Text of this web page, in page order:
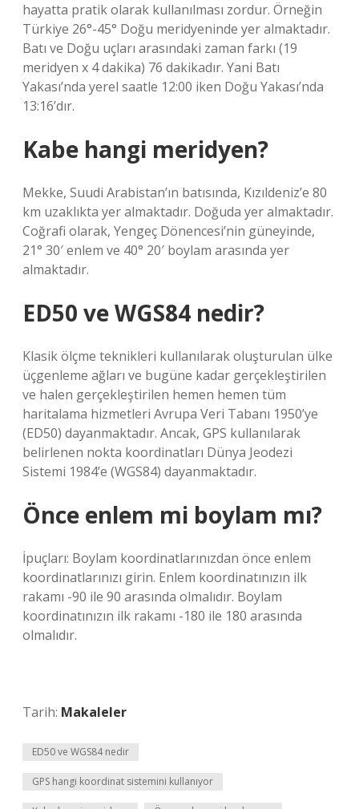
hayatta pratik olarak kullanılması zordur. Örneğin
Türkiye 26°-45° Doğu meridyeninde yer almaktadır.
Batı ve Doğu uçları arasındaki zaman farkı (19
meridyen x 4 dakika) 76 dakikadır. Yani Batı
Yakası’nda yerel saatle 12:00 iken Doğu Yakası’nda
13:16’dır.
Kabe hangi meridyen?
Mekke, Suudi Arabistan’ın batısında, Kızıldeniz’e 80
km uzaklıkta yer almaktadır. Doğuda yer almaktadır.
Coğrafi olarak, Yengeç Dönencesi’nin güneyinde,
21° 30′ enlem ve 40° 20′ boylam arasında yer
almaktadır.
ED50 ve WGS84 nedir?
Klasik ölçme teknikleri kullanılarak oluşturulan ülke
üçgenleme ağları ve bugüne kadar gerçekleştirilen
ve halen gerçekleştirilen hemen hemen tüm
haritalama hizmetleri Avrupa Veri Tabanı 1950’ye
(ED50) dayanmaktadır. Ancak, GPS kullanılarak
belirlenen nokta koordinatları Dünya Jeodezi
Sistemi 1984’e (WGS84) dayanmaktadır.
Önce enlem mi boylam mı?
İpuçları: Boylam koordinatlarınızdan önce enlem
koordinatlarınızı girin. Enlem koordinatınızın ilk
rakamı -90 ile 90 arasında olmalıdır. Boylam
koordinatınızın ilk rakamı -180 ile 180 arasında
olmalıdır.
Tarih: Makaleler
ED50 ve WGS84 nedir
GPS hangi koordinat sistemini kullanıyor